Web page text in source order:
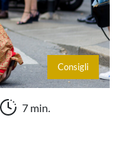
Consigli
7 min.